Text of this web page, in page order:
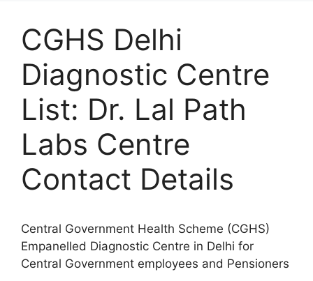
CGHS Delhi
Diagnostic Centre
List: Dr. Lal Path
Labs Centre
Contact Details
Central Government Health Scheme (CGHS)
Empanelled Diagnostic Centre in Delhi for
Central Government employees and Pensioners